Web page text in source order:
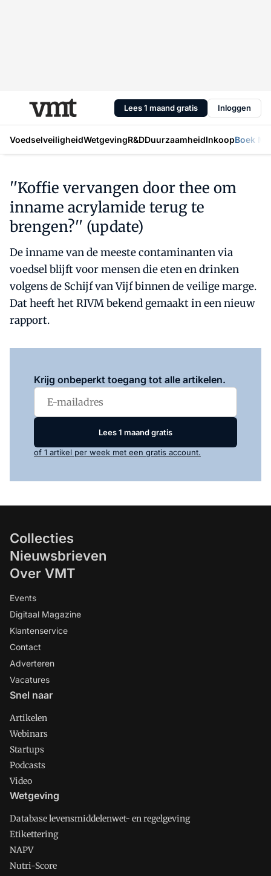
Lees 1 maand gratis Inloggen
VoedselveiligheidWetgevingR&DDuurzaamheidInkoopBoek
''Koffie vervangen door thee om
inname acrylamide terug te
brengen?'' (update)
De inname van de meeste contaminanten via
voedsel blijft voor mensen die eten en drinken
volgens de Schijf van Vijf binnen de veilige marge.
Dat heeft het RIVM bekend gemaakt in een nieuw
rapport.
Krijg onbeperkt toegang tot alle artikelen.
Lees 1 maand gratis
of 1 artikel per week met een gratis account.
Collecties
Nieuwsbrieven
Over VMT
Events
Digitaal Magazine
Klantenservice
Contact
Adverteren
Vacatures
Snel naar
Artikelen
Webinars
Startups
Podcasts
Video
Wetgeving
Database levensmiddelenwet- en regelgeving
Etikettering
NAPV
Nutri-Score